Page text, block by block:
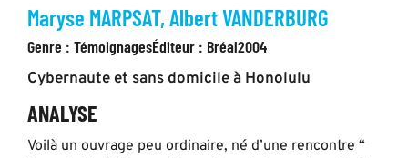
Maryse MARPSAT, Albert VANDERBURG
Genre : TémoignagesÉditeur : Bréal2004
Cybernaute et sans domicile à Honolulu
ANALYSE
Voilà un ouvrage peu ordinaire, né d’une rencontre “